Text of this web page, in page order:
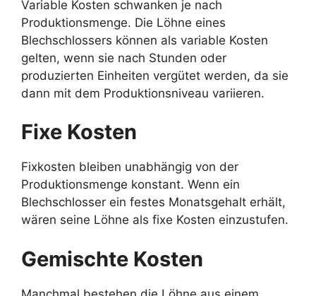
Variable Kosten schwanken je nach
Produktionsmenge. Die Löhne eines
Blechschlossers können als variable Kosten
gelten, wenn sie nach Stunden oder
produzierten Einheiten vergütet werden, da sie
dann mit dem Produktionsniveau variieren.
Fixe Kosten
Fixkosten bleiben unabhängig von der
Produktionsmenge konstant. Wenn ein
Blechschlosser ein festes Monatsgehalt erhält,
wären seine Löhne als fixe Kosten einzustufen.
Gemischte Kosten